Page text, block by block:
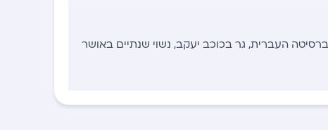
העברית, גר בכוכב יעקב, נשוי שנתיים באושר